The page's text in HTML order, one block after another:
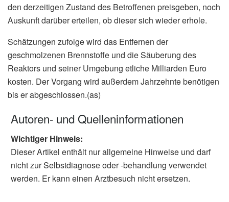
den derzeitigen Zustand des Betroffenen preisgeben, noch
Auskunft darüber erteilen, ob dieser sich wieder erhole.
Schätzungen zufolge wird das Entfernen der
geschmolzenen Brennstoffe und die Säuberung des
Reaktors und seiner Umgebung etliche Milliarden Euro
kosten. Der Vorgang wird außerdem Jahrzehnte benötigen
bis er abgeschlossen.(as)
Autoren- und Quelleninformationen
Wichtiger Hinweis:
Dieser Artikel enthält nur allgemeine Hinweise und darf
nicht zur Selbstdiagnose oder -behandlung verwendet
werden. Er kann einen Arztbesuch nicht ersetzen.